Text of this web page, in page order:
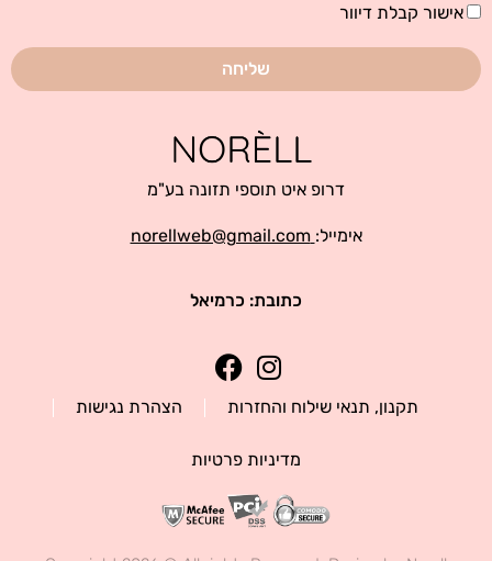
אישור
דיוור
אישור קבלת דיוור
שליחה
דרופ איט תוספי תזונה בע"מ
אימייל: norellweb@gmail.com
כתובת: כרמיאל
תקנון, תנאי שילוח והחזרות הצהרת נגישות
מדיניות פרטיות